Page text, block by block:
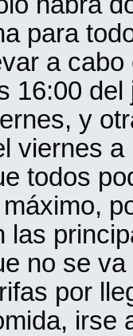
para
a
16:00
y
viernes
todos
las
no se
por
irse